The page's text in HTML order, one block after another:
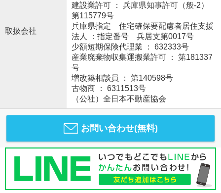
取扱会社
建設業許可 ： 兵庫県知事許可（般-2）
第115779号
兵庫県指定 住宅確保要配慮者居住支援
法人 ：指定番号 兵居支第0017号
少額短期保険代理業 ： 632333号
産業廃棄物収集運搬業許可 ： 第181337
号
増改築相談員 ： 第140598号
古物商 ： 6311513号
（公社）全日本不動産協会
お問い合わせ(無料)